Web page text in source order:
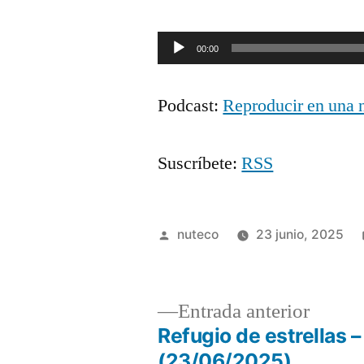
Reproductor
audio
00:00
Podcast:Reproducir en una
Suscríbete:RSS
Publicada
nuteco 23 junio, 2025
Entrada anteriorEntrada
Refugio de estrellas –